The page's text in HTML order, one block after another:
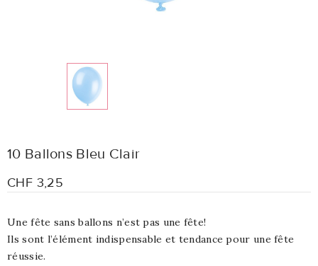
10 Ballons Bleu Clair
CHF 3,25
Une fête sans ballons n’est pas une fête!
Ils sont l’élément indispensable et tendance pour une fête
réussie.